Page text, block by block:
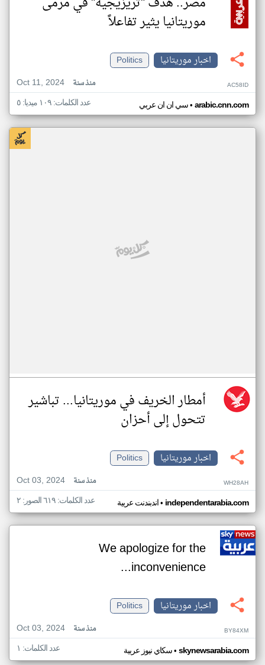
موريتانيا يثير تفاعلاً
اخبار موريتانيا
Politics
Oct 11, 2024
منذ سنة AC58ID
سي ان ان عربي• arabic.cnn.com عدد الكلمات: ١٠٩ ميديا: ٥
أمطار الخريف في موريتانيا... تباشير
تتحول إلى أحزان
اخبار موريتانيا
Politics
Oct 03, 2024
منذ سنة WH28AH
اندبندنت عربية• independentarabia.com عدد الكلمات: ٦١٩ الصور: ٢
We apologize for the
inconvenience...
اخبار موريتانيا
Politics
Oct 03, 2024
منذ سنة BY84XM
سكاي نيوز عربية• skynewsarabia.com عدد الكلمات: ١